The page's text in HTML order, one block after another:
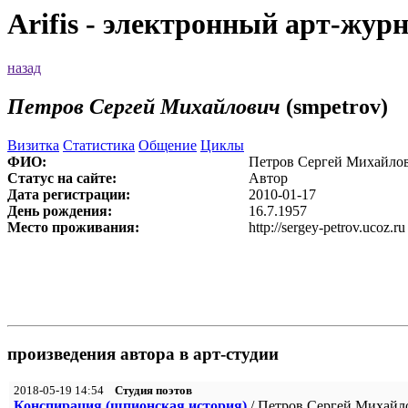
Arifis - электронный арт-
назад
Петров Сергей Михайлович (smpetrov)
Визитка Статистика Общение Циклы
ФИО:
Петров Сергей
Статус на сайте:
Автор
Дата регистрации:
2010-01-17
День рождения:
16.7.1957
Место проживания:
http://sergey-petrov.ucoz.ru
произведения автора в арт-студии
2018-05-19 14:54 Студия поэтов